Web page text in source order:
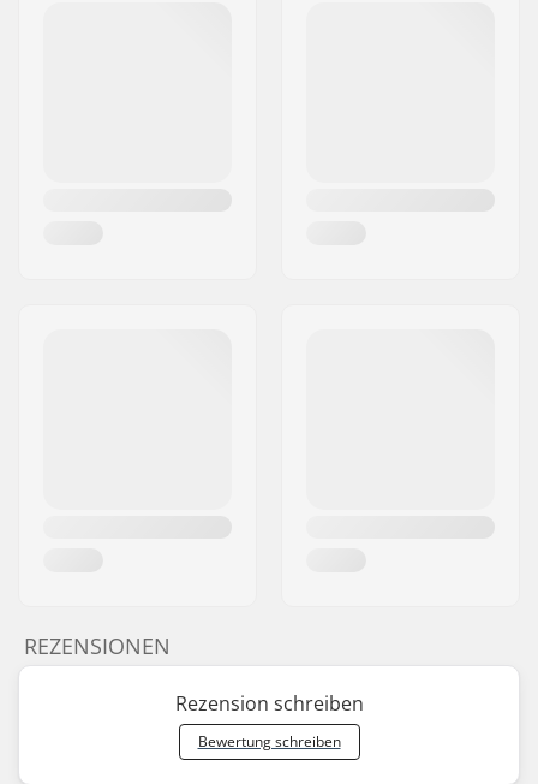
REZENSIONEN
Rezension schreiben
Bewertung schreiben